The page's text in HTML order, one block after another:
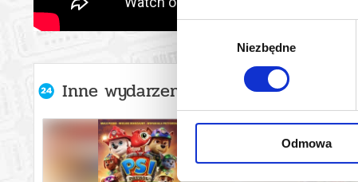
Wybór
Niezbędne
Odmowa
Inne wydarzenia organizatora